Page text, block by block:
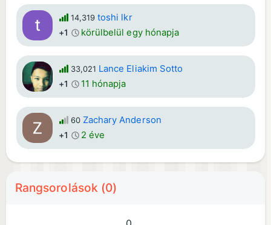
14,319 toshi lkr
+1 körülbelül egy hónapja
33,021 Lance Eliakim Sotto
+1 11 hónapja
60 Zachary Anderson
+1 2 éve
Rangsorolások (0)